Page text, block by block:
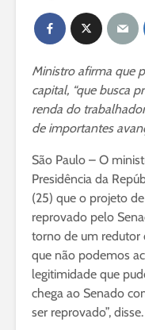
Ministro afirma que
capital, “que busca
renda do
de importantes
São Paulo – O
Presidência da
(25) que o projeto
reprovado pelo
torno de um redutor
que não podemos
legitimidade que
chega ao Senado
ser reprovado”, disse.